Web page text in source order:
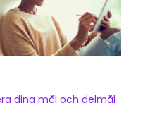
dina mål och delmål